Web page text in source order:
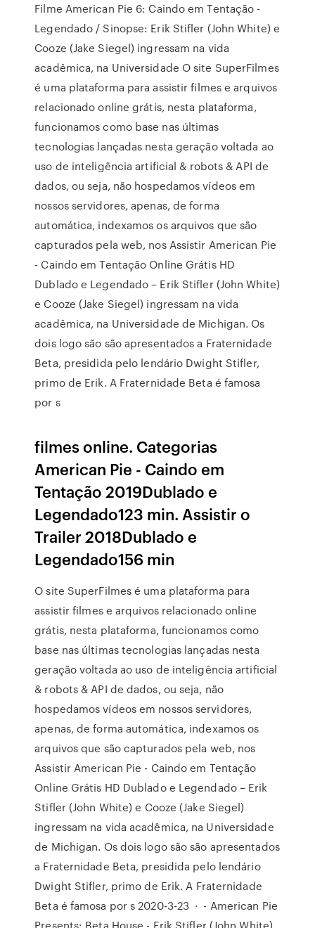
Filme American Pie 6: Caindo em Tentação -
Legendado / Sinopse: Erik Stifler (John White) e
Cooze (Jake Siegel) ingressam na vida
acadêmica, na Universidade O site SuperFilmes
é uma plataforma para assistir filmes e arquivos
relacionado online grátis, nesta plataforma,
funcionamos como base nas últimas
tecnologias lançadas nesta geração voltada ao
uso de inteligência artificial & robots & API de
dados, ou seja, não hospedamos vídeos em
nossos servidores, apenas, de forma
automática, indexamos os arquivos que são
capturados pela web, nos Assistir American Pie
- Caindo em Tentação Online Grátis HD
Dublado e Legendado – Erik Stifler (John White)
e Cooze (Jake Siegel) ingressam na vida
acadêmica, na Universidade de Michigan. Os
dois logo são são apresentados a Fraternidade
Beta, presidida pelo lendário Dwight Stifler,
primo de Erik. A Fraternidade Beta é famosa
por s
filmes online. Categorias
American Pie - Caindo em
Tentação 2019Dublado e
Legendado123 min. Assistir o
Trailer 2018Dublado e
Legendado156 min
O site SuperFilmes é uma plataforma para
assistir filmes e arquivos relacionado online
grátis, nesta plataforma, funcionamos como
base nas últimas tecnologias lançadas nesta
geração voltada ao uso de inteligência artificial
& robots & API de dados, ou seja, não
hospedamos vídeos em nossos servidores,
apenas, de forma automática, indexamos os
arquivos que são capturados pela web, nos
Assistir American Pie - Caindo em Tentação
Online Grátis HD Dublado e Legendado – Erik
Stifler (John White) e Cooze (Jake Siegel)
ingressam na vida acadêmica, na Universidade
de Michigan. Os dois logo são são apresentados
a Fraternidade Beta, presidida pelo lendário
Dwight Stifler, primo de Erik. A Fraternidade
Beta é famosa por s 2020-3-23 · - American Pie
Presents: Beta House - Erik Stifler (John White)